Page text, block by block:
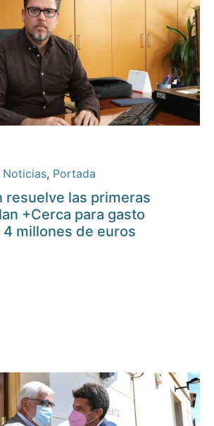
Noticias, Portada
resuelve las primeras
+Cerca para gasto
millones de euros